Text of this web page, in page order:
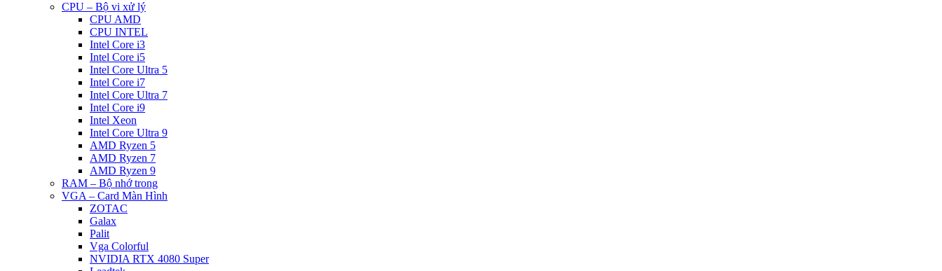
CPU – Bộ vi xử lý
CPU AMD
CPU INTEL
Intel Core i3
Intel Core i5
Intel Core Ultra 5
Intel Core i7
Intel Core Ultra 7
Intel Core i9
Intel Xeon
Intel Core Ultra 9
AMD Ryzen 5
AMD Ryzen 7
AMD Ryzen 9
RAM – Bộ nhớ trong
VGA – Card Màn Hình
ZOTAC
Galax
Palit
Vga Colorful
NVIDIA RTX 4080 Super